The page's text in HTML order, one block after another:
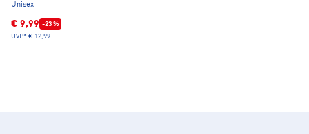
Unisex
€ 9,99 -23 %
UVP* € 12,99